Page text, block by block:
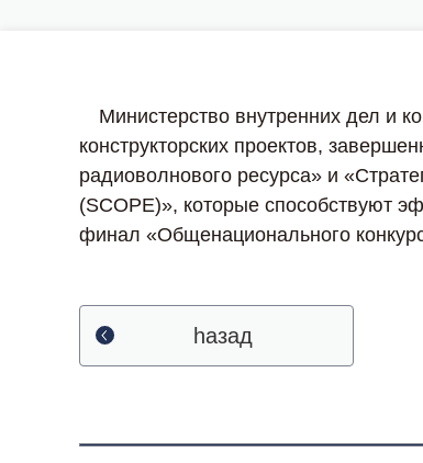
Министерство внутренних дел и
конструкторских проектов,
радиоволнового ресурса» и
(SCOPE)», которые способствуют
финал «Общенационального
hазад